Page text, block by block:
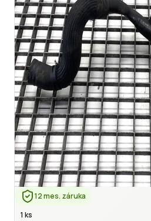
12 mes. záruka
1 ks